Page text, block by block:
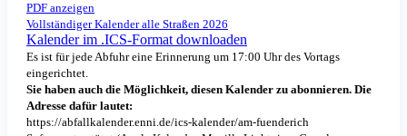
PDF anzeigen
Vollständiger Kalender alle Straßen 2026
Kalender im .ICS-Format downloaden
Es ist für jede Abfuhr eine Erinnerung um 17:00 Uhr des Vortags
eingerichtet.
Sie haben auch die Möglichkeit, diesen Kalender zu abonnieren. Die
Adresse dafür lautet:
https://abfallkalender.enni.de/ics-kalender/am-fuenderich